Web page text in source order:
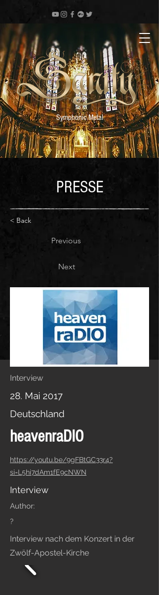
Symphonic Metal
PRESSE
< Back
Previous
Next
Interview
28. Mai 2017
Deutschland
heavenraDIO
https://youtu.be/9gFBtGC33r4?
si=L5hi7dAm1fE9cNWN
Interview
Author:
?
Interview nach dem Konzert in der
Zwölf-Apostel-Kirche